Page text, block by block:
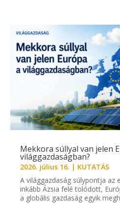
Mekkora súllyal van jelen
világgazdaságban?
2026. július 16. | KUTATÁS
A világgazdaság súlypontja az
inkább Ázsia felé tolódott,
a globális gazdaság egyik